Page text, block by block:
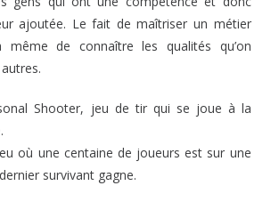
ajoutée. Le fait de maîtriser un métier
de connaître les qualités qu’on
Shooter, jeu de tir qui se joue à la
où une centaine de joueurs est sur une
survivant gagne.